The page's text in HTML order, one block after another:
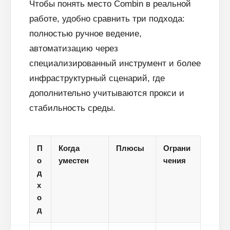
Чтобы понять место Combin в реальной
работе, удобно сравнить три подхода:
полностью ручное ведение,
автоматизацию через
специализированный инструмент и более
инфраструктурный сценарий, где
дополнительно учитываются прокси и
стабильность среды.
П
о
д
х
о
д
Когда
уместен
Плюсы
Ограни
чения
Похожие